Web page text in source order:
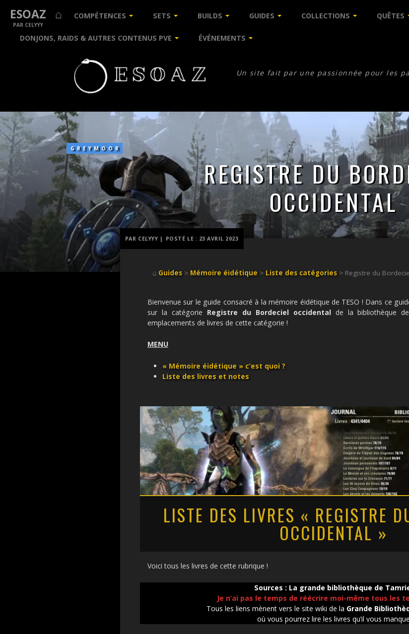
Un site fait par une passionnée pour les
ESOAZ ⌂
PAR CELYYY
COMPÉTENCES SETS BUILDS GUIDES COLLECTIONS QUÊTES
DONJONS, RAIDS & AUTRES CONTENUS PVE ÉVÉNEMENTS
Registre
du
Bordeciel
occidental
GREYMOOR
REGISTRE DU
OCCIDENTAL
⌂ Guides> Mémoire éidétique > Liste des catégories> Registre du
Bienvenue sur le guide consacré à la mémoire éidétique de TESO ! Dans ce
sur la catégorie Registre du Bordeciel occidentalde la bibliothèque
emplacements de livres de cette catégorie !
MENU
« Mémoire éidétique » c’est quoi ?
Liste des livres et notes
LISTE DES LIVRES « REGISTRE
OCCIDENTAL »
Voici tous les livres de cette rubrique !
Sources : La grande bibliothèque de
Je n’ai pas le temps de réécrire moi-même tous les
Tous les liens mènent vers le site wiki de la Grande
où vous pourrez lire les livres qu’il vous manque
PAR CELYYY | POSTÉ LE : 23 AVRIL 2023